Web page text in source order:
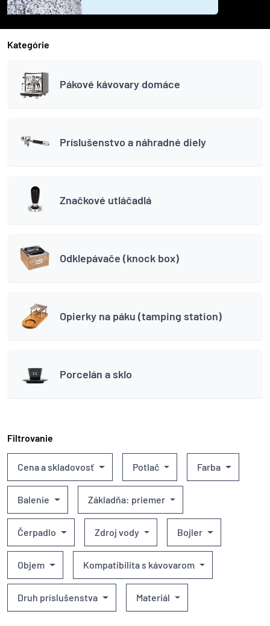
Kategórie
Pákové kávovary domáce
Príslušenstvo a náhradné diely
Značkové utláčadlá
Odklepávače (knock box)
Opierky na páku (tamping station)
Porcelán a sklo
Filtrovanie
Cena a skladovosť Potlač Farba
Balenie Základňa: priemer
Čerpadlo Zdroj vody Bojler
Objem Kompatibilita s kávovarom
Druh príslušenstva Materiál